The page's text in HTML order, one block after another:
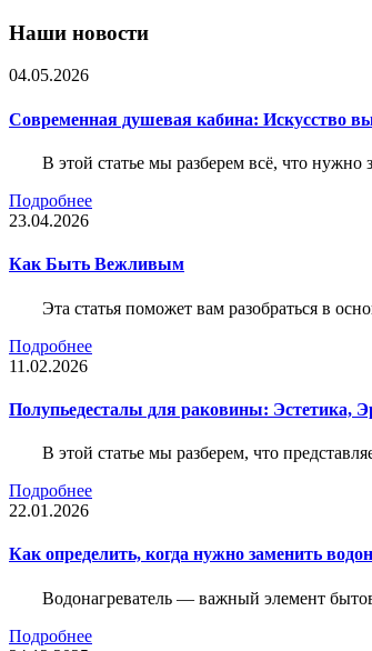
Наши новости
04.05.2026
Современная душевая кабина: Искусство
В этой статье мы разберем всё, что нужно
Подробнее
23.04.2026
Как Быть Вежливым
Эта статья поможет вам разобраться в
Подробнее
11.02.2026
Полупьедесталы для раковины: Эстетика,
В этой статье мы разберем, что
Подробнее
22.01.2026
Как определить, когда нужно заменить
Водонагреватель — важный элемент
Подробнее